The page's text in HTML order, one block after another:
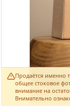
Продаётся именно
общее стоковое
внимание на
Внимательно